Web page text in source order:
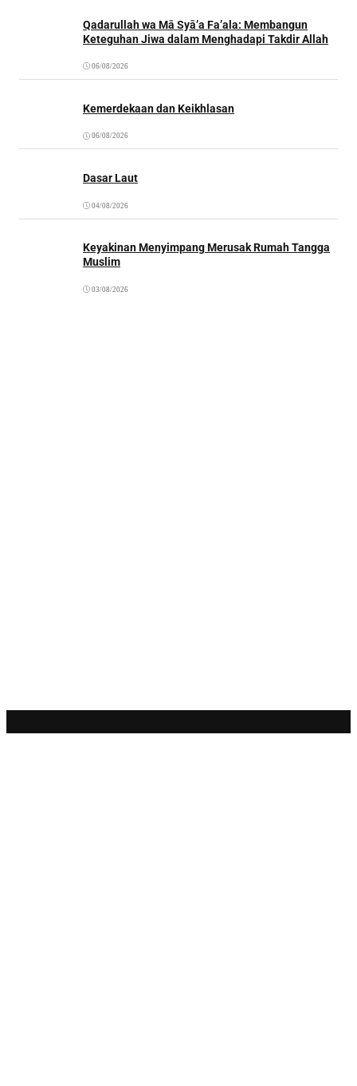
Qadarullah wa Mā Syā’a Fa’ala: Membangun
Keteguhan Jiwa dalam Menghadapi Takdir Allah
06/08/2026
Kemerdekaan dan Keikhlasan
06/08/2026
Dasar Laut
04/08/2026
Keyakinan Menyimpang Merusak Rumah Tangga
Muslim
03/08/2026